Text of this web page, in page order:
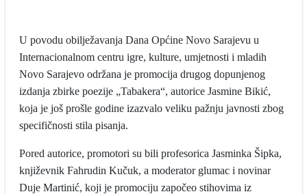
U povodu obilježavanja Dana Općine Novo Sarajevu u
Internacionalnom centru igre, kulture, umjetnosti i mladih
Novo Sarajevo održana je promocija drugog dopunjenog
izdanja zbirke poezije „Tabakera“, autorice Jasmine Bikić,
koja je još prošle godine izazvalo veliku pažnju javnosti zbog
specifičnosti stila pisanja.
Pored autorice, promotori su bili profesorica Jasminka Šipka,
književnik Fahrudin Kučuk, a moderator glumac i novinar
Duje Martinić, koji je promociju započeo stihovima iz